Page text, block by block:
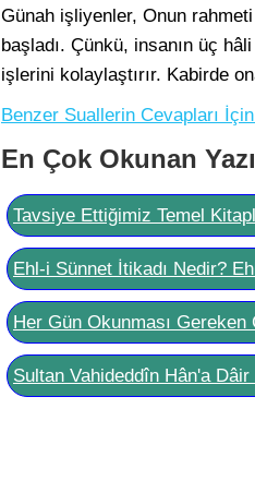
Günah işliyenler, Onun
başladı. Çünkü, insanın üç
işlerini kolaylaştırır. Kabirde
Benzer Suallerin Cevapları İçin
En Çok Okunan
Tavsiye Ettiğimiz Temel
Ehl-i Sünnet İtikadı Nedir?
Her Gün Okunması
Sultan Vahideddîn Hân'a